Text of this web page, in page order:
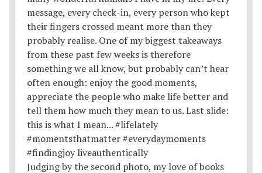
Judging by the second photo, my love of books